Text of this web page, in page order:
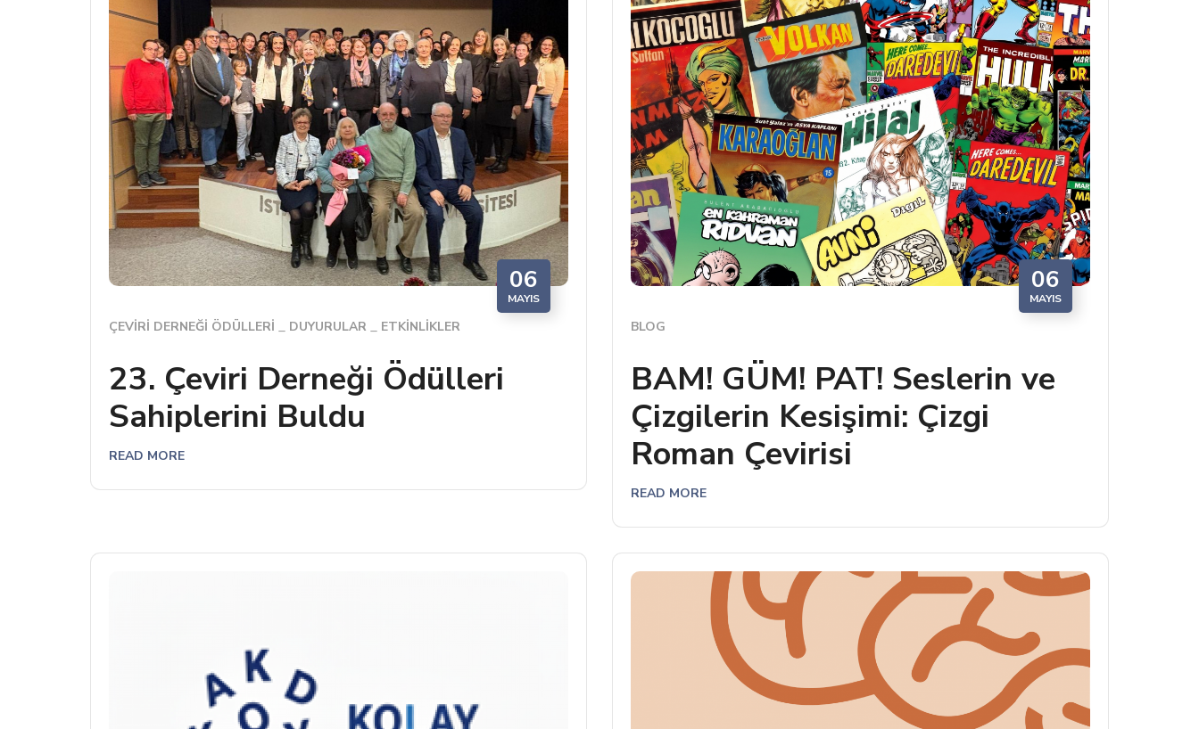
06
MAYIS
ÇEVIRI DERNEĞI ÖDÜLLERI DUYURULAR ETKINLIKLER
23. Çeviri Derneği Ödülleri
Sahiplerini Buldu
READ MORE
06
MAYIS
BLOG
BAM! GÜM! PAT! Seslerin ve
Çizgilerin Kesişimi: Çizgi
Roman Çevirisi
READ MORE